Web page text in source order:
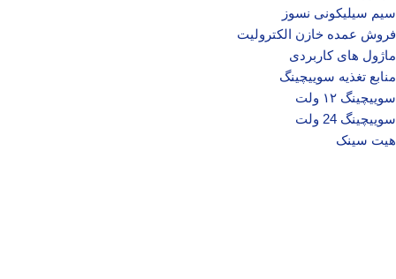
سیم سیلیکونی نسوز
فروش عمده خازن الکترولیت
ماژول های کاربردی
منابع تغذیه سوییچینگ
سوییچینگ ۱۲ ولت
سوییچینگ 24 ولت
هیت سینک